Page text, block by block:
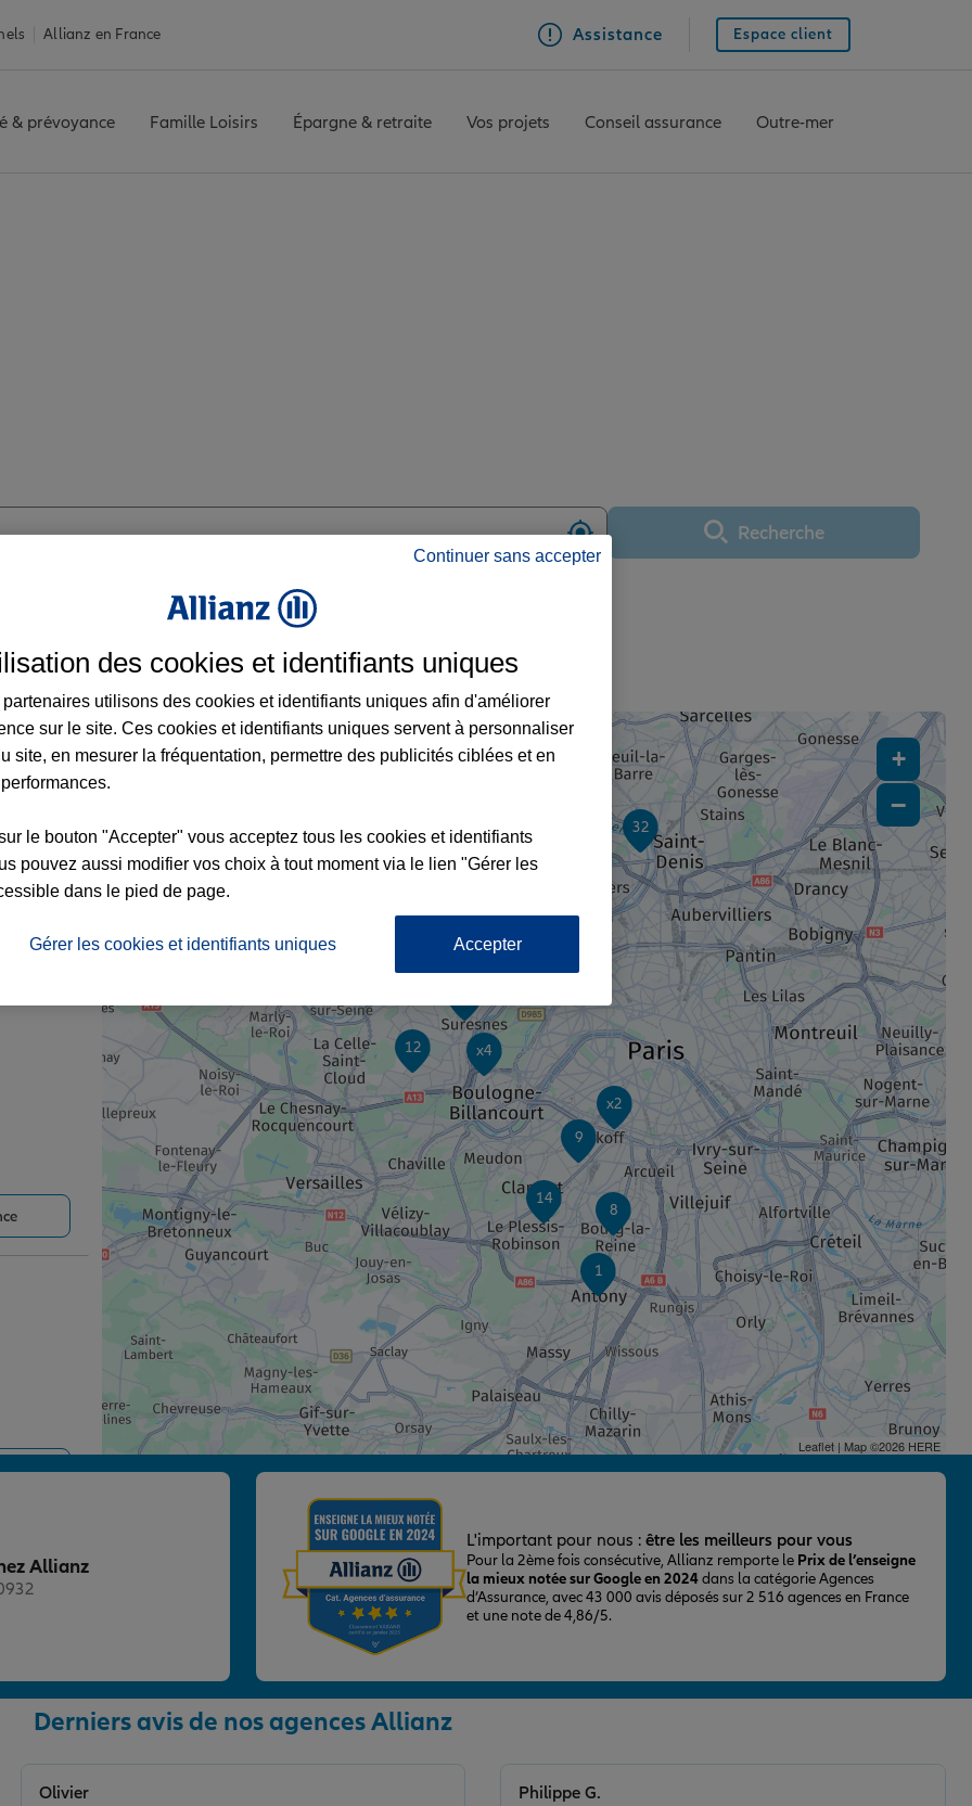
Allianz en France Assistance Espace client
& prévoyance Famille Loisirs Épargne & retraite Vos projets Conseil assurance Outre-mer
Utiliser ma positionRecherche
Allianz dans le département Hauts-de-Seine
8
1
14
9
x2
12 x4
32
25
x6
+
−
Leaflet| Map ©2026 HERE
Allianz
L'important pour nous : être les meilleurs pour vous
Pour la 2ème fois consécutive, Allianz remporte le Prix de l’enseigne
la mieux notée sur Google en 2024dans la catégorie Agences
d’Assurance, avec 43 000 avis déposés sur 2 516 agences en France
et une note de 4,86/5.
Derniers avis de nos agences Allianz
Olivier Philippe G.
Continuer sans accepter
des cookies et identifiants uniques
partenaires utilisons des cookies et identifiants uniques afin d'améliorer
sur le site. Ces cookies et identifiants uniques servent à personnaliser
site, en mesurer la fréquentation, permettre des publicités ciblées et en
le bouton "Accepter" vous acceptez tous les cookies et identifiants
pouvez aussi modifier vos choix à tout moment via le lien "Gérer les
dans le pied de page.
Gérer les cookies et identifiants uniques Accepter